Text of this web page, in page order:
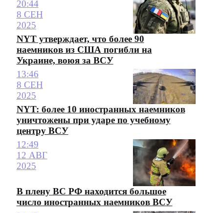
20:44
8 СЕН
2025
NYT утверждает, что более 90
наемников из США погибли на
Украине, воюя за ВСУ
13:46
8 СЕН
2025
NYT: более 10 иностранных наемников
уничтожены при ударе по учебному
центру ВСУ
12:49
12 АВГ
2025
В плену ВС РФ находится большое
число иностранных наемников ВСУ